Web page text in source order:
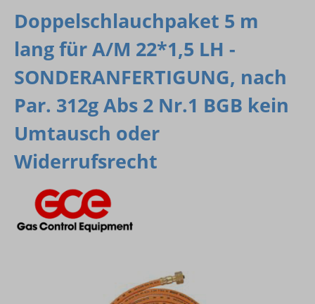
Doppelschlauchpaket 5 m
lang für A/M 22*1,5 LH -
SONDERANFERTIGUNG, nach
Par. 312g Abs 2 Nr.1 BGB kein
Umtausch oder
Widerrufsrecht